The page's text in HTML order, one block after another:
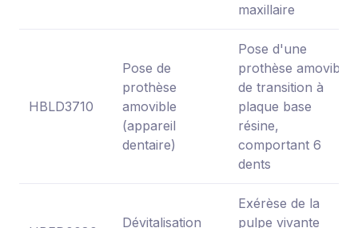
maxillaire
HBLD3710
Pose de
prothèse
amovible
(appareil
dentaire)
Pose d'une
prothèse amovible
de transition à
plaque base
résine,
comportant 6
dents
Dévitalisation
Exérèse de la
pulpe vivante